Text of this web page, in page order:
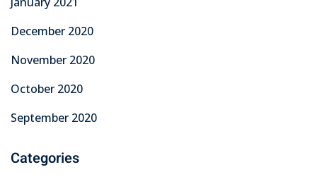
December 2020
November 2020
October 2020
September 2020
Categories